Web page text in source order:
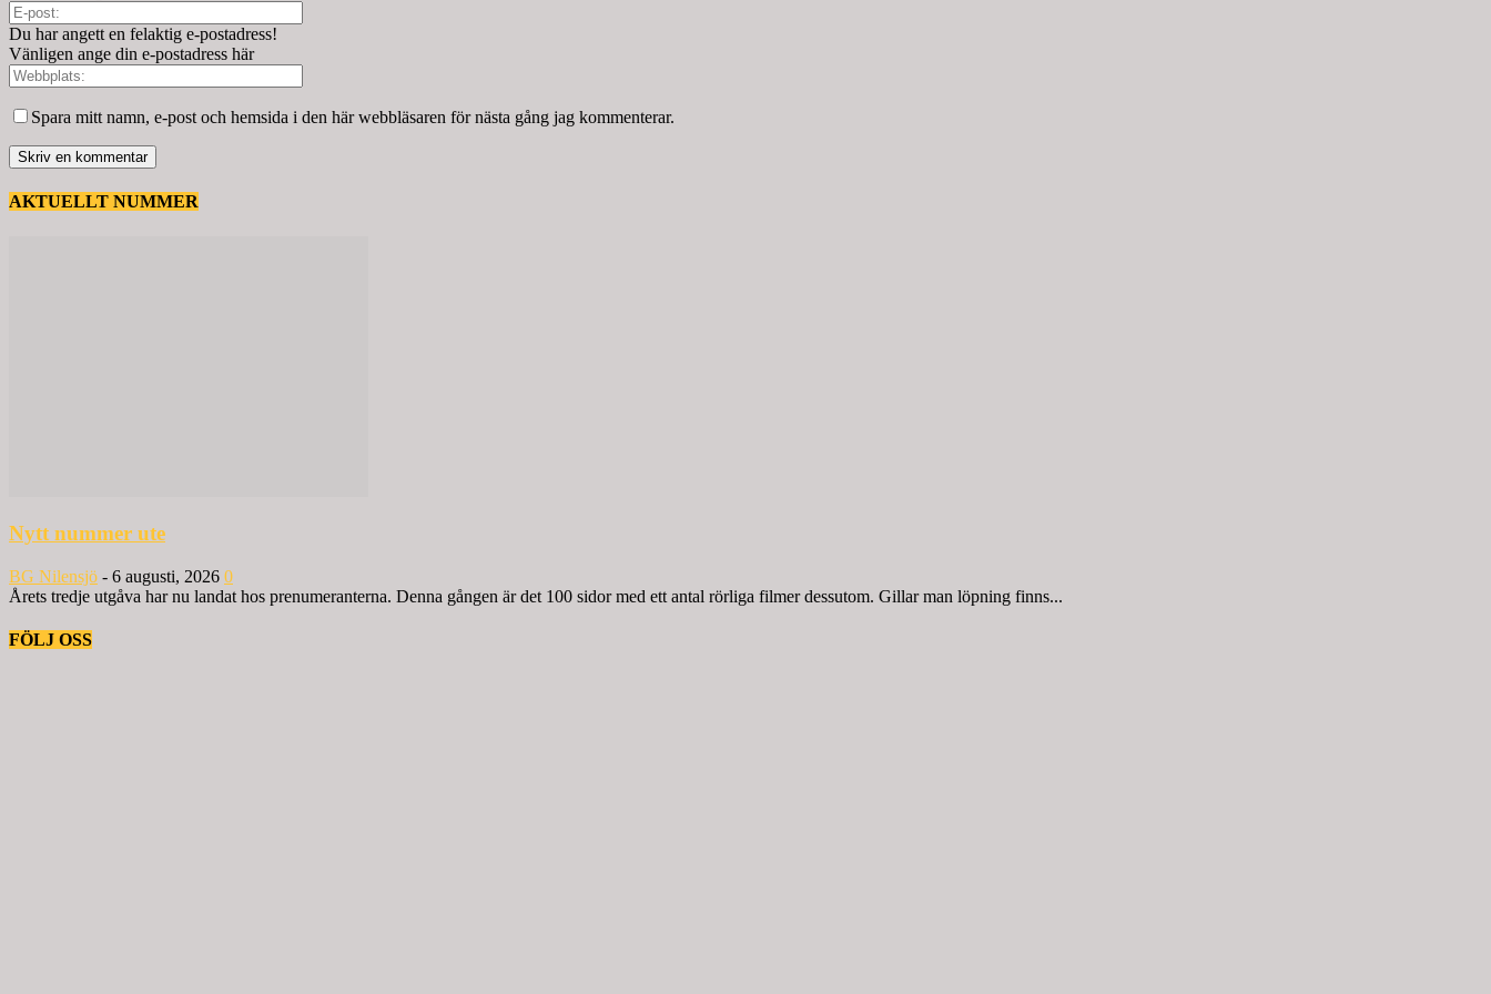
Du har angett en felaktig e-postadress!
Vänligen ange din e-postadress här
Spara mitt namn, e-post och hemsida i den här webbläsaren för nästa gång jag kommenterar.
AKTUELLT NUMMER
Nytt nummer ute
BG Nilensjö - 6 augusti, 2026 0
Årets tredje utgåva har nu landat hos prenumeranterna. Denna gången är det 100 sidor med ett antal rörliga filmer dessutom. Gillar man löpning finns...
FÖLJ OSS